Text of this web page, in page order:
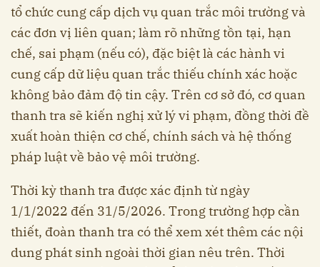
tổ chức cung cấp dịch vụ quan trắc môi trường và
các đơn vị liên quan; làm rõ những tồn tại, hạn
chế, sai phạm (nếu có), đặc biệt là các hành vi
cung cấp dữ liệu quan trắc thiếu chính xác hoặc
không bảo đảm độ tin cậy. Trên cơ sở đó, cơ quan
thanh tra sẽ kiến nghị xử lý vi phạm, đồng thời đề
xuất hoàn thiện cơ chế, chính sách và hệ thống
pháp luật về bảo vệ môi trường.
Thời kỳ thanh tra được xác định từ ngày
1/1/2022 đến 31/5/2026. Trong trường hợp cần
thiết, đoàn thanh tra có thể xem xét thêm các nội
dung phát sinh ngoài thời gian nêu trên. Thời